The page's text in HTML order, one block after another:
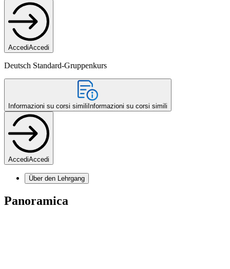
AccediAccedi
Deutsch Standard-Gruppenkurs
Informazioni su corsi simili Informazioni su corsi simili
AccediAccedi
Über den Lehrgang
Panoramica